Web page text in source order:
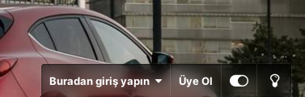
Buradan giriş yapın Üye Ol